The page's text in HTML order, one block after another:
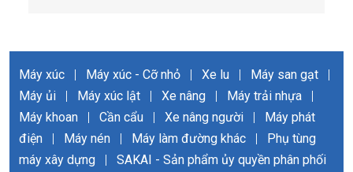
Máy xúc | Máy xúc - Cỡ nhỏ | Xe lu | Máy san gạt
|
Máy ủi
| Máy xúc lật | Xe nâng | Máy trải nhựa
|
Máy khoan
| Cần cẩu | Xe nâng người |
Máy phát
điện
| Máy nén | Máy làm đường khác |
Phụ tùng
máy xây dựng
|
SAKAI - Sản phẩm ủy quyền phân phối